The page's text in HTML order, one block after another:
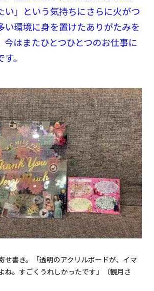
い」という気持ちにさらに火がつ
い環境に身を置けたありがたみを
今はまたひとつひとつのお仕事に
。
せ書き。「透明のアクリルボードが、イマ
ね。すごくうれしかったです」（観月さ